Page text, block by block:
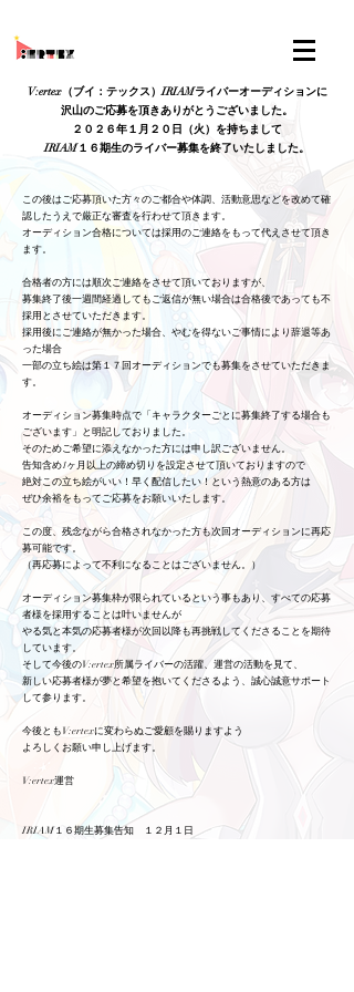
V:ertex（ブイ：テックス）IRIAMライバーオーディションに
沢山のご応募を頂きありがとうございました。
２０２６年１月２０日（火）を持ちまして
IRIAM１６期生のライバー募集を終了いたしました。
この後はご応募頂いた方々のご都合や体調、活動意思などを改めて確
認したうえで厳正な審査を行わせて頂きます。
オーディション合格については採用のご連絡をもって代えさせて頂き
ます。
合格者の方には順次ご連絡をさせて頂いておりますが、
募集終了後一週間経過してもご返信が無い場合は合格後であっても不
採用とさせていただきます。
採用後にご連絡が無かった場合、やむを得ないご事情により辞退等あ
った場合
一部の立ち絵は第１７回オーディションでも募集をさせていただきま
す。
オーディション募集時点で「キャラクターごとに募集終了する場合も
ございます」と明記しておりました。
そのためご希望に添えなかった方には申し訳ございません。
告知含め1ヶ月以上の締め切りを設定させて頂いておりますので
絶対この立ち絵がいい！早く配信したい！という熱意のある方は
ぜひ余裕をもってご応募をお願いいたします。
この度、残念ながら合格されなかった方も次回オーディションに再応
募可能です。
（再応募によって不利になることはございません。）
オーディション募集枠が限られているという事もあり、すべての応募
者様を採用することは叶いませんが
やる気と本気の応募者様が次回以降も再挑戦してくださることを期待
しています。
そして今後のV:ertex所属ライバーの活躍、運営の活動を見て、
新しい応募者様が夢と希望を抱いてくださるよう、誠心誠意サポート
して参ります。
今後ともV:ertexに変わらぬご愛顧を賜りますよう
よろしくお願い申し上げます。
V:ertex運営
IRIAM１６期生募集告知 １２月１日